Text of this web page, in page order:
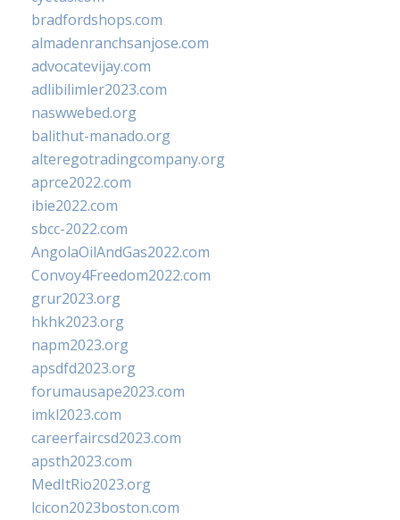
bradfordshops.com
almadenranchsanjose.com
advocatevijay.com
adlibilimler2023.com
naswwebed.org
balithut-manado.org
alteregotradingcompany.org
aprce2022.com
ibie2022.com
sbcc-2022.com
AngolaOilAndGas2022.com
Convoy4Freedom2022.com
grur2023.org
hkhk2023.org
napm2023.org
apsdfd2023.org
forumausape2023.com
imkl2023.com
careerfaircsd2023.com
apsth2023.com
MedItRio2023.org
lcicon2023boston.com